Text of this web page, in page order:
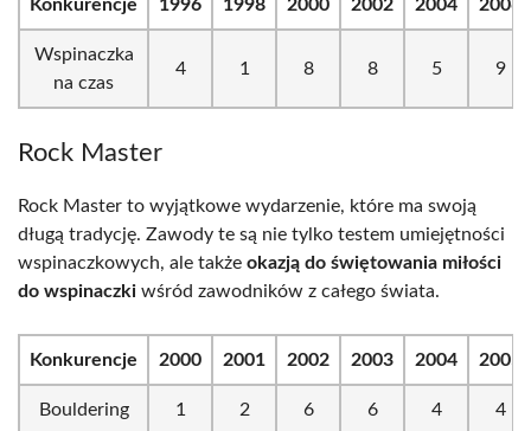
Konkurencje 1996 1998 2000 2002 2004 2006
Wspinaczka
na czas
4 1 8 8 5 9
Rock Master
Rock Master to wyjątkowe wydarzenie, które ma swoją
długą tradycję. Zawody te są nie tylko testem umiejętności
wspinaczkowych, ale także okazją do świętowania miłości
do wspinaczki wśród zawodników z całego świata.
Konkurencje 2000 2001 2002 2003 2004 2005
Bouldering 1 2 6 6 4 4